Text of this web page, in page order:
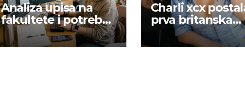
Analiza upisa na
fakultete i potreba
tržišta rada
Charli xcx
prva britanska
pevačica sa dva
albuma na